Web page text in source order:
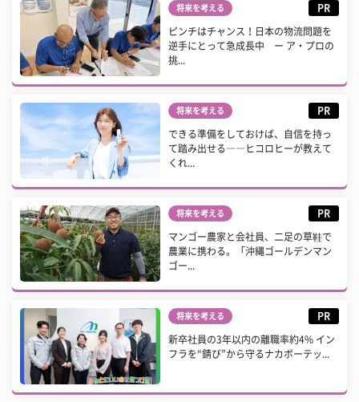
将来を考える PR
ピンチはチャンス！日本の物流問題を
逆手にとって急成長中 ー ア・プロの
挑...
将来を考える PR
できる準備をしておけば、自信を持っ
て踏み出せる――ヒコロヒーが教えて
くれ...
将来を考える PR
マンゴー農家と会社員、二足の草鞋で
農業に携わる。「沖縄ゴールデンマン
ゴー...
将来を考える PR
新卒社員の3年以内の離職率約4% イン
フラを“錆び”から守るナカボーテッ...